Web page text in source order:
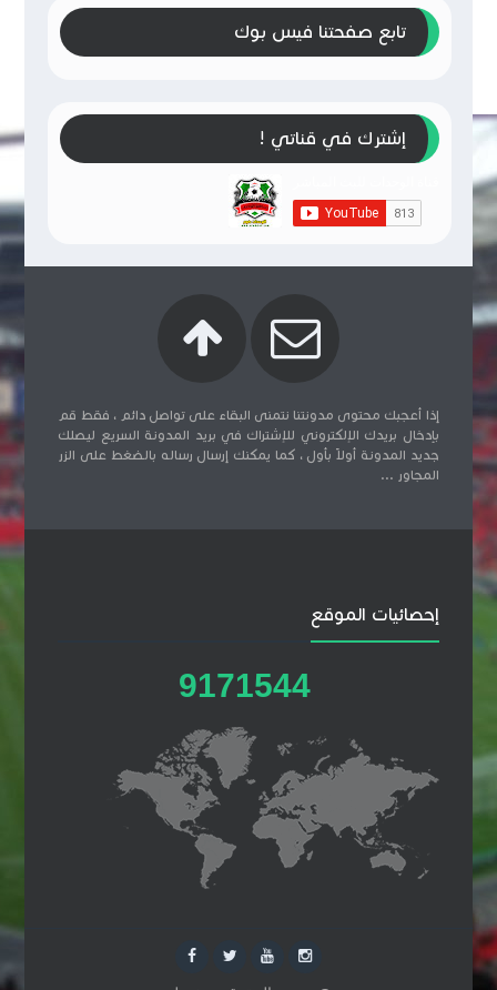
تابع صفحتنا فيس بوك
إشترك في قناتي !
إذا أعجبك محتوى مدونتنا نتمنى البقاء على تواصل دائم ، فقط قم
بإدخال بريدك الإلكتروني للإشتراك في بريد المدونة السريع ليصلك
جديد المدونة أولاً بأول ، كما يمكنك إرسال رساله بالضغط على الزر
المجاور ...
إحصائيات الموقع
9171544